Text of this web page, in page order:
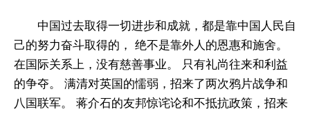
中国过去取得一切进步和成就，都是靠中国人民自
己的努力奋斗取得的， 绝不是靠外人的恩惠和施舍。
在国际关系上，没有慈善事业。 只有礼尚往来和利益
的争夺。 满清对英国的懦弱，招来了两次鸦片战争和
八国联军。 蒋介石的友邦惊诧论和不抵抗政策，招来